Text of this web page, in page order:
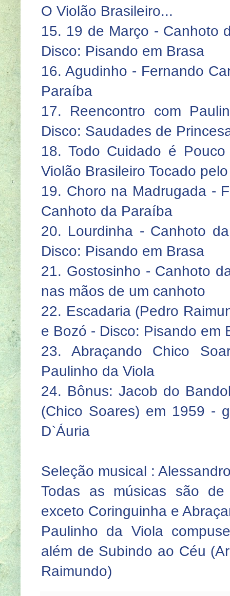
O Violão Brasileiro...
15. 19 de Março - Canhoto
Disco: Pisando em Brasa
16. Agudinho - Fernando
Paraíba
17. Reencontro com
Disco: Saudades de
18. Todo Cuidado é
Violão Brasileiro Tocado
19. Choro na Madrugada -
Canhoto da Paraíba
20. Lourdinha - Canhoto
Disco: Pisando em Brasa
21. Gostosinho - Canhoto
nas mãos de um canhoto
22. Escadaria (Pedro
e Bozó - Disco: Pisando em
23. Abraçando Chico
Paulinho da Viola
24. Bônus: Jacob do
(Chico Soares) em 1959 -
D`Áuria
Seleção musical :
Todas as músicas são
exceto Coringuinha e
Paulinho da Viola
além de Subindo ao Céu
Raimundo)